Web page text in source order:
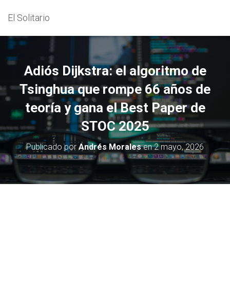
El Solitario
Adiós Dijkstra: el algoritmo de
Tsinghua que rompe 66 años de
teoría y gana el Best Paper de
STOC 2025
Publicado porAndrés Moralesen2 mayo, 2026